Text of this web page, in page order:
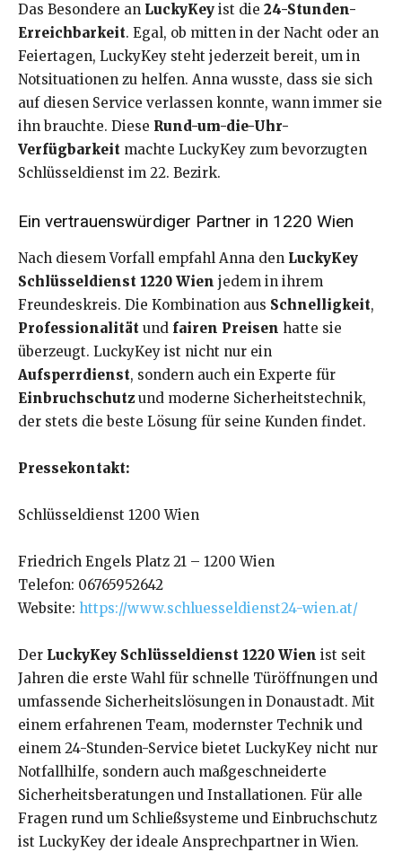
Das Besondere an LuckyKey ist die 24-Stunden-
Erreichbarkeit. Egal, ob mitten in der Nacht oder an
Feiertagen, LuckyKey steht jederzeit bereit, um in
Notsituationen zu helfen. Anna wusste, dass sie sich
auf diesen Service verlassen konnte, wann immer sie
ihn brauchte. Diese Rund-um-die-Uhr-
Verfügbarkeit machte LuckyKey zum bevorzugten
Schlüsseldienst im 22. Bezirk.
Ein vertrauenswürdiger Partner in 1220 Wien
Nach diesem Vorfall empfahl Anna den LuckyKey
Schlüsseldienst 1220 Wien jedem in ihrem
Freundeskreis. Die Kombination aus Schnelligkeit,
Professionalität und fairen Preisen hatte sie
überzeugt. LuckyKey ist nicht nur ein
Aufsperrdienst, sondern auch ein Experte für
Einbruchschutzund moderne Sicherheitstechnik,
der stets die beste Lösung für seine Kunden findet.
Pressekontakt:
Schlüsseldienst 1200 Wien
Friedrich Engels Platz 21 – 1200 Wien
Telefon: 06765952642
Website: https://www.schluesseldienst24-wien.at/
Der LuckyKey Schlüsseldienst 1220 Wien ist seit
Jahren die erste Wahl für schnelle Türöffnungen und
umfassende Sicherheitslösungen in Donaustadt. Mit
einem erfahrenen Team, modernster Technik und
einem 24-Stunden-Service bietet LuckyKey nicht nur
Notfallhilfe, sondern auch maßgeschneiderte
Sicherheitsberatungen und Installationen. Für alle
Fragen rund um Schließsysteme und Einbruchschutz
ist LuckyKey der ideale Ansprechpartner in Wien.